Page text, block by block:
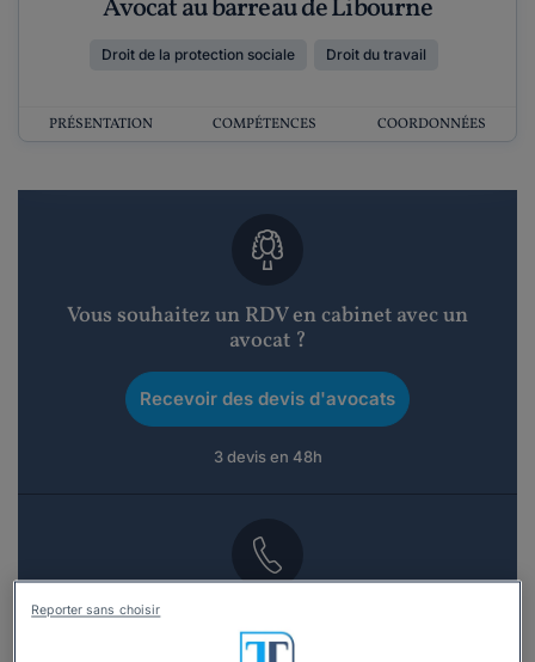
Avocat au barreau de Libourne
Droit de la protection sociale Droit du travail
PRÉSENTATION COMPÉTENCES COORDONNÉES
Vous souhaitez un RDV en cabinet avec un
avocat ?
Recevoir des devis d'avocats
3 devis en 48h
Vous souhaitez une consultation par
téléphone ?
Reporter sans choisir